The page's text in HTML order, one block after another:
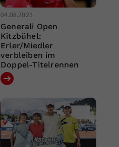
04.08.2023
Generali Open
Kitzbühel:
Erler/Miedler
verbleiben im
Doppel-Titelrennen